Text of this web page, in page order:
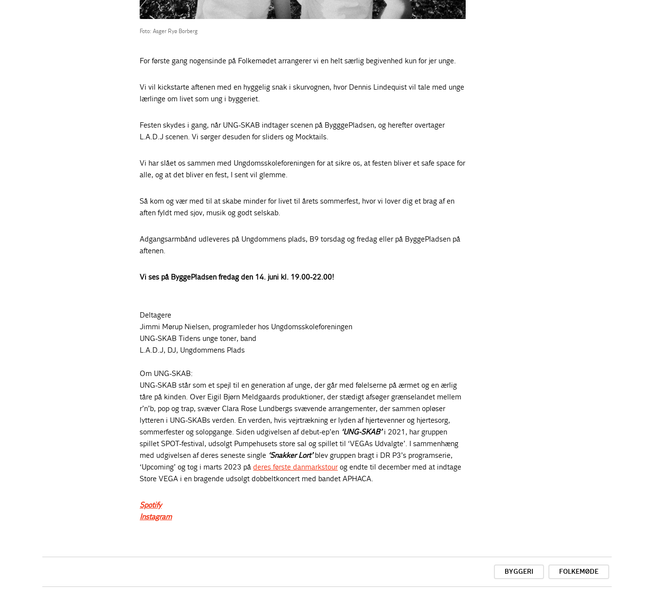
Foto: Asger Ryø Borberg
For første gang nogensinde på Folkemødet arrangerer vi en helt særlig begivenhed kun for jer unge.
Vi vil kickstarte aftenen med en hyggelig snak i skurvognen, hvor Dennis Lindequist vil tale med unge
lærlinge om livet som ung i byggeriet.
Festen skydes i gang, når UNG-SKAB indtager scenen på BygggePladsen, og herefter overtager
L.A.D.J scenen. Vi sørger desuden for sliders og Mocktails.
Vi har slået os sammen med Ungdomsskoleforeningen for at sikre os, at festen bliver et safe space for
alle, og at det bliver en fest, I sent vil glemme.
Så kom og vær med til at skabe minder for livet til årets sommerfest, hvor vi lover dig et brag af en
aften fyldt med sjov, musik og godt selskab.
Adgangsarmbånd udleveres på Ungdommens plads, B9 torsdag og fredag eller på ByggePladsen på
aftenen.
Vi ses på ByggePladsen fredag den 14. juni kl. 19.00-22.00!
Deltagere
Jimmi Mørup Nielsen, programleder hos Ungdomsskoleforeningen
UNG-SKAB Tidens unge toner, band
L.A.D.J, DJ, Ungdommens Plads
Om UNG-SKAB:
UNG-SKAB står som et spejl til en generation af unge, der går med følelserne på ærmet og en ærlig
tåre på kinden. Over Eigil Bjørn Meldgaards produktioner, der stædigt afsøger grænselandet mellem
r’n’b, pop og trap, svæver Clara Rose Lundbergs svævende arrangementer, der sammen opløser
lytteren i UNG-SKABs verden. En verden, hvis vejrtrækning er lyden af hjertevenner og hjertesorg,
sommerfester og solopgange. Siden udgivelsen af debut-ep’en ‘UNG-SKAB’ i 2021, har gruppen
spillet SPOT-festival, udsolgt Pumpehusets store sal og spillet til ‘VEGAs Udvalgte’. I sammenhæng
med udgivelsen af deres seneste single ‘Snakker Lort’blev gruppen bragt i DR P3’s programserie,
‘Upcoming’ og tog i marts 2023 påderes første danmarkstourog endte til december med at indtage
Store VEGA i en bragende udsolgt dobbeltkoncert med bandet APHACA.
Spotify
Instagram
BYGGERI FOLKEMØDE